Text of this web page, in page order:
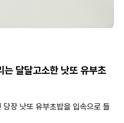
는 달달고소한 낫또 유부초
장 낫또 유부초밥을 입속으로 들